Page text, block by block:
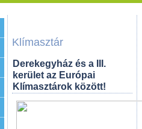
Klímasztár
Derekegyház és a III.
kerület az Európai
Klímasztárok között!